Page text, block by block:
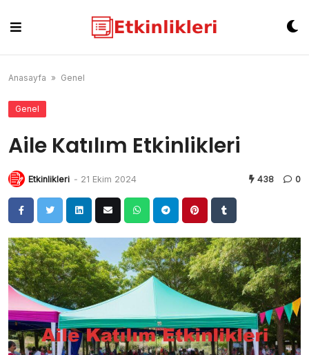
content
Anasayfa » Genel
Genel
Aile Katılım Etkinlikleri
Etkinlikleri - 21 Ekim 2024 438 0